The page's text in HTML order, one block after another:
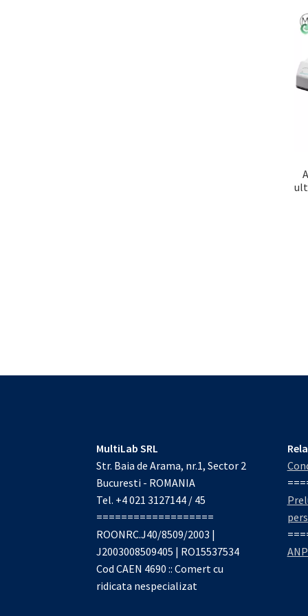
MultiLab SRL
Str. Baia de Arama, nr.1, Sector 2
Bucuresti - ROMANIA
Tel. +4 021 3127144 / 45
===================
ROONRC.J40/8509/2003 |
J2003008509405 | RO15537534
Cod CAEN 4690 :: Comert cu
ridicata nespecializat